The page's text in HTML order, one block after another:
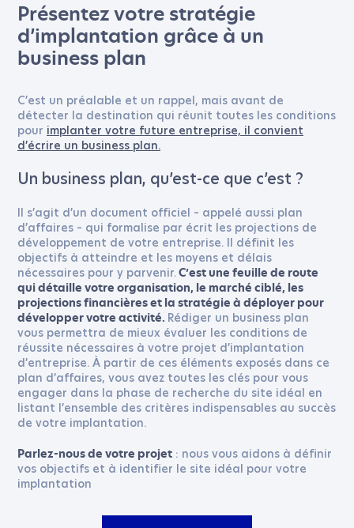
Présentez votre stratégie
d’implantation grâce à un
business plan
C’est un préalable et un rappel, mais avant de
détecter la destination qui réunit toutes les conditions
pour implanter votre future entreprise, il convient
d’écrire un business plan.
Un business plan, qu’est-ce que c’est ?
Il s’agit d’un document officiel – appelé aussi plan
d’affaires – qui formalise par écrit les projections de
développement de votre entreprise. Il définit les
objectifs à atteindre et les moyens et délais
nécessaires pour y parvenir.C’est une feuille de route
qui détaille votre organisation, le marché ciblé, les
projections financières et la stratégie à déployer pour
développer votre activité. Rédiger un business plan
vous permettra de mieux évaluer les conditions de
réussite nécessaires à votre projet d’implantation
d’entreprise. À partir de ces éléments exposés dans ce
plan d’affaires, vous avez toutes les clés pour vous
engager dans la phase de recherche du site idéal en
listant l’ensemble des critères indispensables au succès
de votre implantation.
Parlez-nous de votre projet : nous vous aidons à définir
vos objectifs et à identifier le site idéal pour votre
implantation